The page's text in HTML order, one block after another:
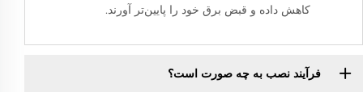
کاهش داده و قبض برق خود را پایین‌تر آورند.
فرآیند نصب به چه صورت است؟